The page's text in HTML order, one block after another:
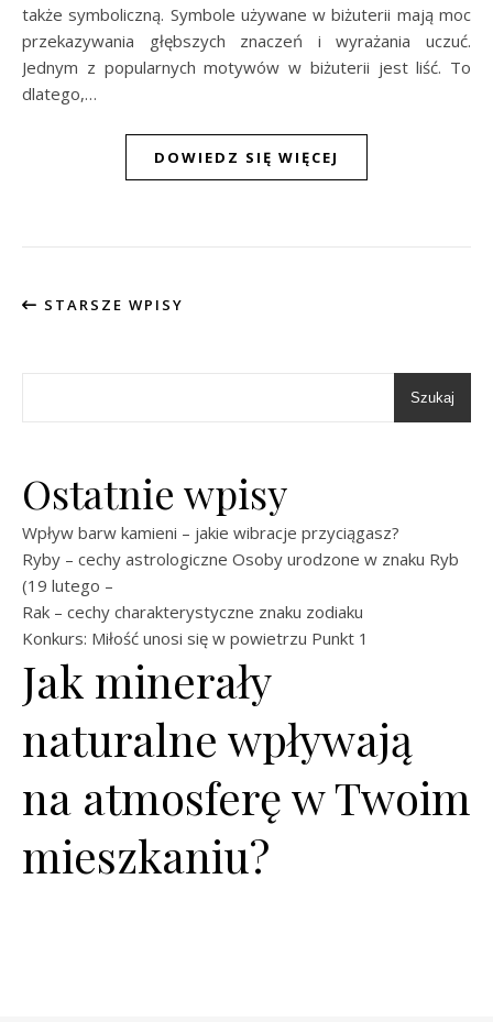
także symboliczną. Symbole używane w biżuterii mają moc
przekazywania głębszych znaczeń i wyrażania uczuć.
Jednym z popularnych motywów w biżuterii jest liść. To
dlatego,…
DOWIEDZ SIĘ WIĘCEJ
STARSZE WPISY
Szukaj
Ostatnie wpisy
Wpływ barw kamieni – jakie wibracje przyciągasz?
Ryby – cechy astrologiczne Osoby urodzone w znaku Ryb
(19 lutego –
Rak – cechy charakterystyczne znaku zodiaku
Konkurs: Miłość unosi się w powietrzu Punkt 1
Jak minerały
naturalne wpływają
na atmosferę w Twoim
mieszkaniu?